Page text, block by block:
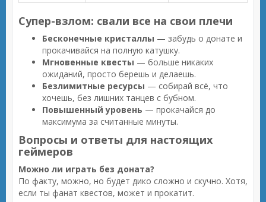
Супер-взлом: свали все на свои плечи
Бесконечные кристаллы — забудь о донате и
прокачивайся на полную катушку.
Мгновенные квесты — больше никаких
ожиданий, просто берешь и делаешь.
Безлимитные ресурсы — собирай всё, что
хочешь, без лишних танцев с бубном.
Повышенный уровень — прокачайся до
максимума за считанные минуты.
Вопросы и ответы для настоящих
геймеров
Можно ли играть без доната?
По факту, можно, но будет дико сложно и скучно. Хотя,
если ты фанат квестов, может и прокатит.